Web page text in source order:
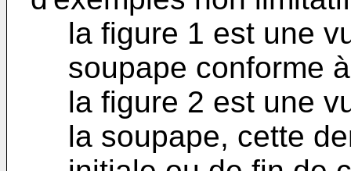
la figure 1 est une
soupape conforme
la figure 2 est une
la soupape, cette